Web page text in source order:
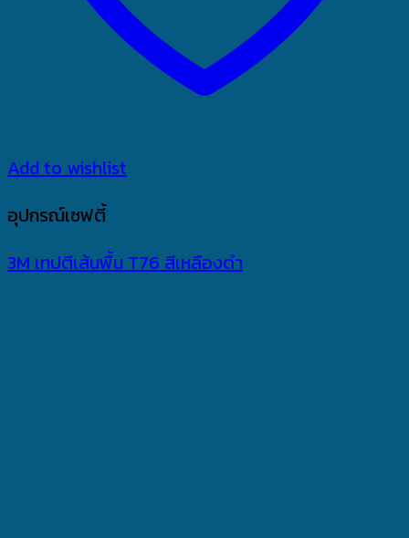
Add to wishlist
อุปกรณ์เซฟตี้
3M เทปตีเส้นพื้น T76 สีเหลืองดำ